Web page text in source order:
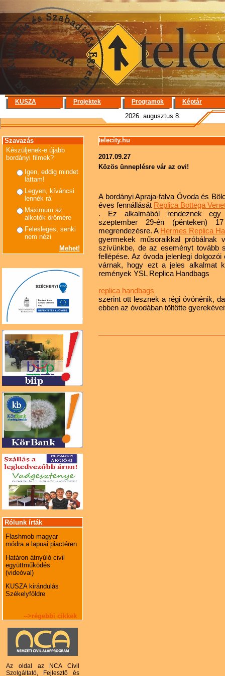
KUSZA Projektek Programok Képtár
2026. augusztus 8.
Szavazás
Készüljenek-e újabb
bordányi filmek?
Igen, eddig mindet
láttam!
Legyen, kíváncsi
lennék rá
Maximum az
alkotók örömére
Felesleges, senki
nem nézi
Mehet!
Rólunk írták
Flashmob magyar
módra a lapuai piactéren
Határon átnyúló civil
együttműködés
(videóval)
KUSZA kirándulás
Székelyföldre
-->régebbi cikkek
Az oldal az NCA Civil
Szolgáltató, Fejlesztő és
telecity.hu
2017.09.27
Közös ünneplésre vár az ovi!
A bordányi Apraja-falva Óvoda és
éves fennállását Replica Bottega
. Ez alkalmából rendeznek egy
szeptember 29-én (pénteken)
megrendezésre. A Hermes Replica
gyermekek műsoraikkal próbálnak
szívünkbe, de az eseményt tovább
fellépése. Az óvoda jelenlegi
várnak, hogy ezt a jeles alkalmat
remények YSL Replica Handbags
replica handbags
szerint ott lesznek a régi óvónénik,
ebben az óvodában töltötte